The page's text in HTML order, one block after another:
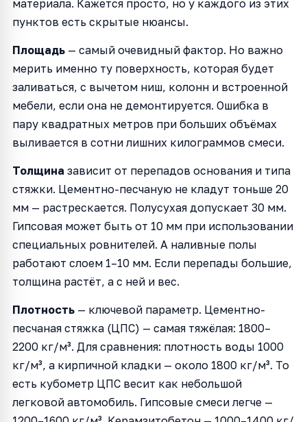
материала. Кажется просто, но у каждого из этих
пунктов есть скрытые нюансы.
Площадь — самый очевидный фактор. Но важно
мерить именно ту поверхность, которая будет
заливаться, с вычетом ниш, колонн и встроенной
мебели, если она не демонтируется. Ошибка в
пару квадратных метров при больших объёмах
выливается в сотни лишних килограммов смеси.
Толщина зависит от перепадов основания и типа
стяжки. Цементно-песчаную не кладут тоньше 20
мм — растрескается. Полусухая допускает 30 мм.
Гипсовая может быть от 10 мм при использовании
специальных ровнителей. А наливные полы
работают слоем 1–10 мм. Если перепады большие,
толщина растёт, а с ней и вес.
Плотность — ключевой параметр. Цементно-
песчаная стяжка (ЦПС) — самая тяжёлая: 1800–
2200 кг/м³. Для сравнения: плотность воды 1000
кг/м³, а кирпичной кладки — около 1800 кг/м³. То
есть кубометр ЦПС весит как небольшой
легковой автомобиль. Гипсовые смеси легче —